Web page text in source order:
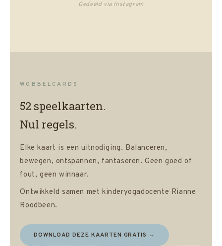
Gedeeld via Instagram
WOBBELCARDS
52 speelkaarten.
Nul regels.
Elke kaart is een uitnodiging. Balanceren,
bewegen, ontspannen, fantaseren. Geen goed of
fout, geen winnaar.
Ontwikkeld samen met kinderyogadocente Rianne
Roodbeen.
DOWNLOAD DEZE KAARTEN GRATIS →